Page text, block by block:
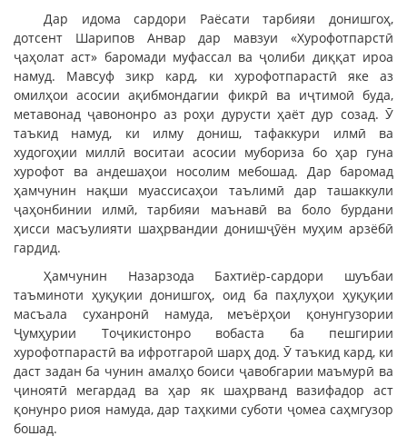
Дар идома сардори Раёсати тарбияи донишгоҳ,
дотсент Шарипов Анвар дар мавзуи «Хурофотпарстӣ
ҷаҳолат аст» баромади муфассал ва ҷолиби диққат ироа
намуд. Мавсуф зикр кард, ки хурофотпарастӣ яке аз
омилҳои асосии ақибмондагии фикрӣ ва иҷтимоӣ буда,
метавонад ҷавононро аз роҳи дурусти ҳаёт дур созад. Ӯ
таъкид намуд, ки илму дониш, тафаккури илмӣ ва
худогоҳии миллӣ воситаи асосии мубориза бо ҳар гуна
хурофот ва андешаҳои носолим мебошад. Дар баромад
ҳамчунин нақши муассисаҳои таълимӣ дар ташаккули
ҷаҳонбинии илмӣ, тарбияи маънавӣ ва боло бурдани
ҳисси масъулияти шаҳрвандии донишҷӯён муҳим арзёбӣ
гардид.
Ҳамчунин Назарзода Бахтиёр-сардори шуъбаи
таъминоти ҳуқуқии донишгоҳ, оид ба паҳлуҳои ҳуқуқии
масъала суханронӣ намуда, меъёрҳои қонунгузории
Ҷумҳурии Тоҷикистонро вобаста ба пешгирии
хурофотпарастӣ ва ифротгароӣ шарҳ дод. Ӯ таъкид кард, ки
даст задан ба чунин амалҳо боиси ҷавобгарии маъмурӣ ва
ҷиноятӣ мегардад ва ҳар як шаҳрванд вазифадор аст
қонунро риоя намуда, дар таҳкими суботи ҷомеа саҳмгузор
бошад.